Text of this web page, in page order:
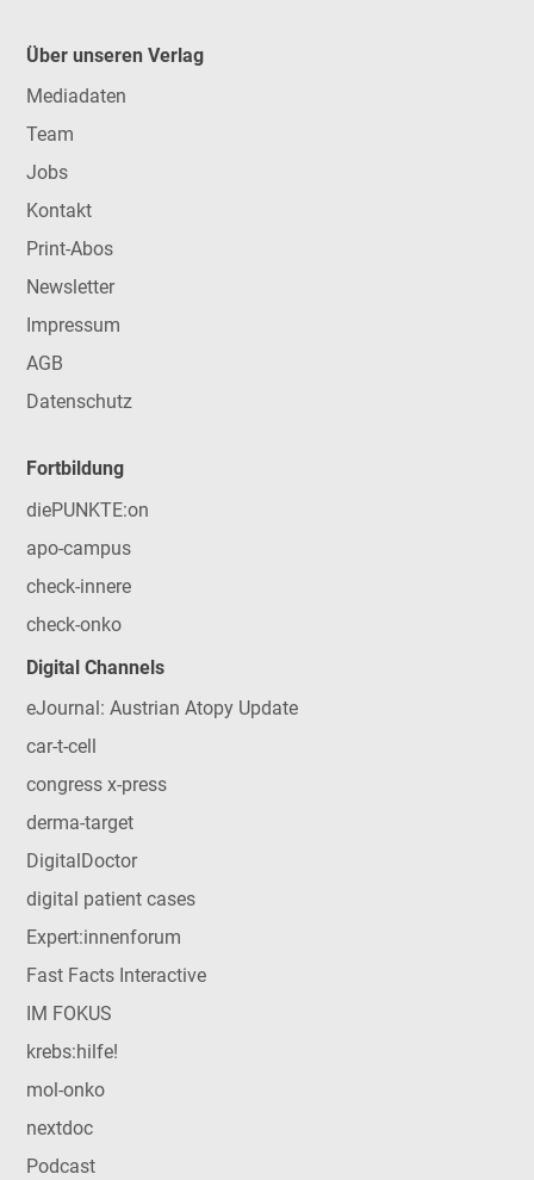
Über unseren Verlag
Mediadaten
Team
Jobs
Kontakt
Print-Abos
Newsletter
Impressum
AGB
Datenschutz
Fortbildung
diePUNKTE:on
apo-campus
check-innere
check-onko
Digital Channels
eJournal: Austrian Atopy Update
car-t-cell
congress x-press
derma-target
DigitalDoctor
digital patient cases
Expert:innenforum
Fast Facts Interactive
IM FOKUS
krebs:hilfe!
mol-onko
nextdoc
Podcast